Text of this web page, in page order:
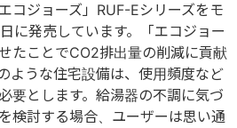
コジョーズ」RUF-Eシリーズをモ
に発売しています。「エコジョー
たことでCO2排出量の削減に貢献
ような住宅設備は、使用頻度など
要とします。給湯器の不調に気づ
検討する場合、ユーザーは思い通